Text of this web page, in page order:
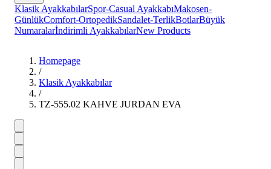
Klasik AyakkabılarSpor-Casual AyakkabıMakosen-
GünlükComfort-OrtopedikSandalet-TerlikBotlarBüyük
Numaralarİndirimli AyakkabılarNew Products
Homepage
/
Klasik Ayakkabılar
/
TZ-555.02 KAHVE JURDAN EVA